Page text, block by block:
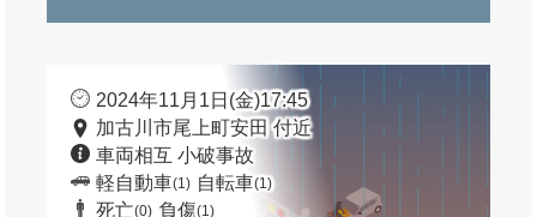
2024年11月1日(金)17:45
加古川市尾上町安田 付近
車両相互 小破事故
軽自動車(1) 自転車(1)
死亡(0) 負傷(1)